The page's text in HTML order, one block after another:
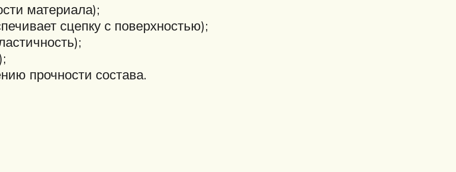
материала);
сцепку с поверхностью);
прочности состава.